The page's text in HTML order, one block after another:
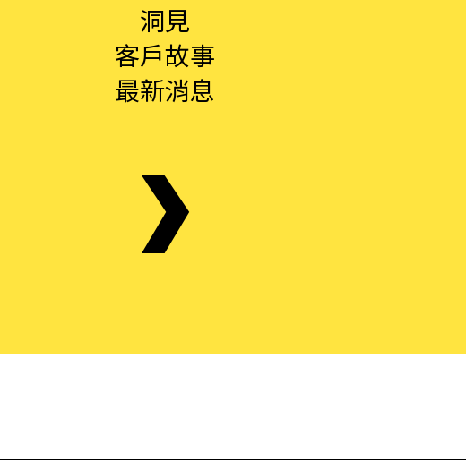
洞見
客戶故事
最新消息